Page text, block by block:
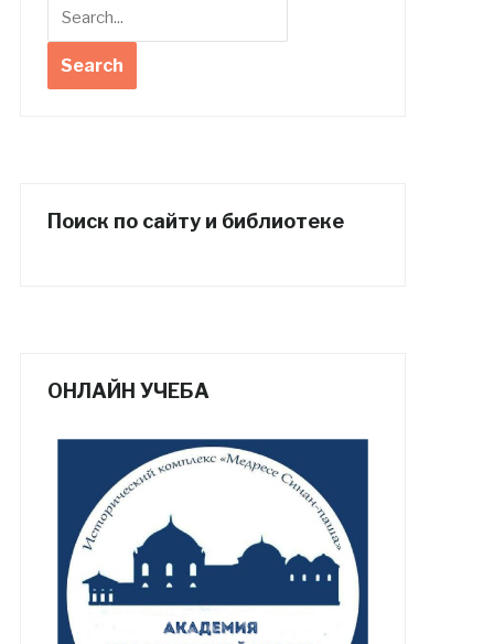
Поиск по сайту и библиотеке
ОНЛАЙН УЧЕБА